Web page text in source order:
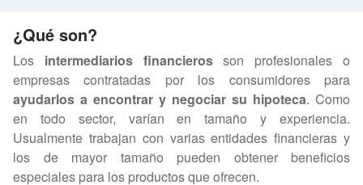
¿Qué son?
Los intermediarios financierosson profesionales o
empresas contratadas por los consumidores para
ayudarlos a encontrar y negociar su hipoteca. Como
en todo sector, varían en tamaño y experiencia.
Usualmente trabajan con varias entidades financieras y
los de mayor tamaño pueden obtener beneficios
especiales para los productos que ofrecen.